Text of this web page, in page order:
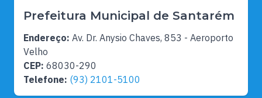
Prefeitura Municipal de Santarém
Endereço: Av. Dr. Anysio Chaves, 853 - Aeroporto
Velho
CEP: 68030-290
Telefone: (93) 2101-5100